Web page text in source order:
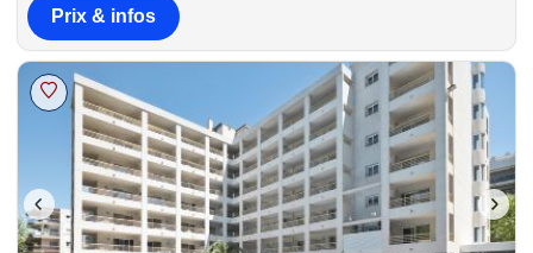
Prix & infos